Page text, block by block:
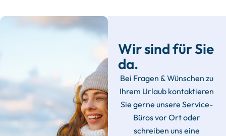
Wir sind für Sie
da.
Bei Fragen & Wünschen zu
Ihrem Urlaub kontaktieren
Sie gerne unsere Service-
Büros vor Ort oder
schreiben uns eine